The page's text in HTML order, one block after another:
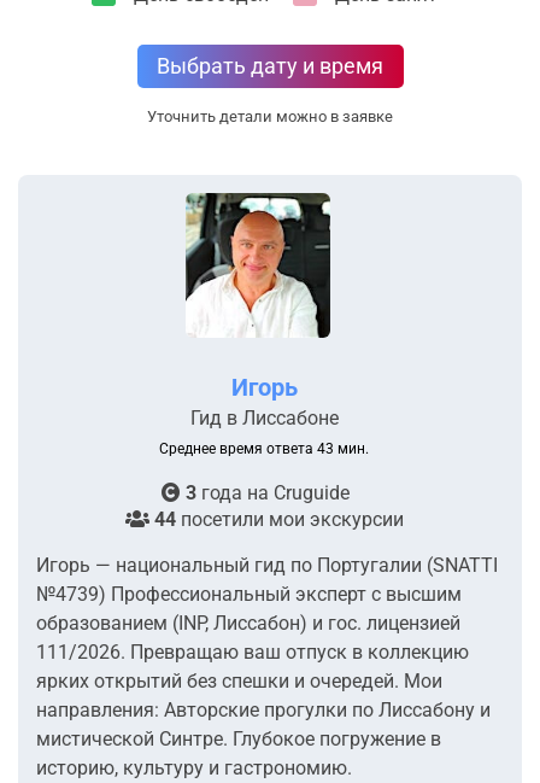
Выбрать дату и время
Уточнить детали можно в заявке
Игорь
Гид в Лиссабоне
Среднее время ответа 43 мин.
3года на Cruguide
44посетили мои экскурсии
Игорь — национальный гид по Португалии (SNATTI
№4739) Профессиональный эксперт с высшим
образованием (INP, Лиссабон) и гос. лицензией
111/2026. Превращаю ваш отпуск в коллекцию
ярких открытий без спешки и очередей. Мои
направления: Авторские прогулки по Лиссабону и
мистической Синтре. Глубокое погружение в
историю, культуру и гастрономию.